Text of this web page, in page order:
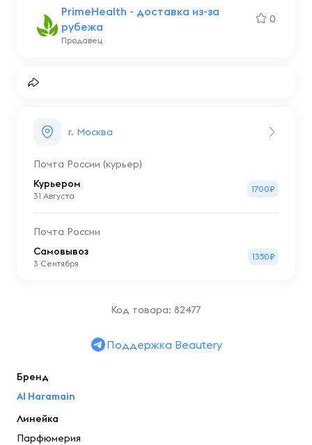
PrimeHealth - доставка из-за
рубежа
0
Продавец
г. Москва
Почта России (курьер)
Курьером
31 Августа
1700₽
Почта России
Самовывоз
3 Сентября
1350₽
Код товара: 82477
Поддержка Beautery
Бренд
Al Haramain
Линейка
Парфюмерия